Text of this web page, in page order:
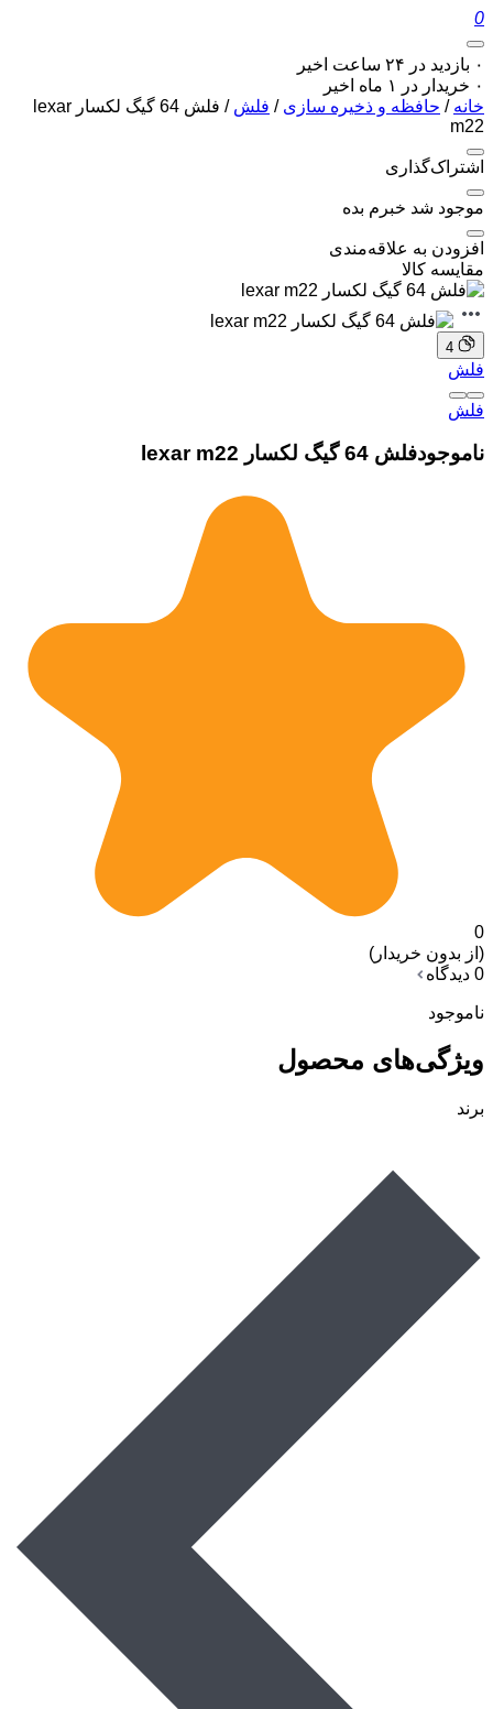
0
۰ بازدید در ۲۴ ساعت اخیر
۰ خریدار در ۱ ماه اخیر
خانه / حافظه و ذخیره سازی / فلش
/ فلش 64 گیگ لکسار lexar
m22
اشتراک‌گذاری
موجود شد خبرم بده
افزودن به علاقه‌مندی
مقایسه کالا
4
فلش
فلش
ناموجودفلش 64 گیگ لکسار lexar m22
0
(از بدون خریدار)
0 دیدگاه
ناموجود
ویژگی‌های محصول
برند